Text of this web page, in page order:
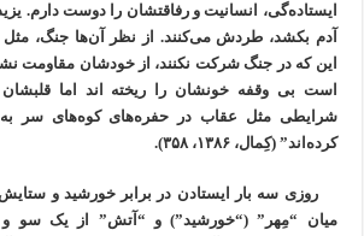
ایستاده‌گی، انسانیت و رفاقتشان را دوست دارم.
آدم بکشد، طردش می‌کنند. از نظر آن‌ها جنگ، مثل
این که در جنگ شرکت نکنند، از خودشان مقاومت
است بی وقفه خونشان را ریخته اند اما
شرایطی مثل عقاب در حفره‌های کوه‌های سر
کرده‌اند” (کِمال، ۱۳۸۶، ۳۵۸).
روزی سه بار ایستادن در برابر خورشید و
میان “مِهر” (“خورشید”) و “آتش” از یک سو و